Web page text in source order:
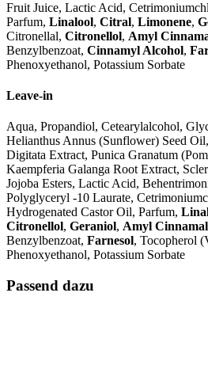
Fruit Juice, Lactic Acid,
Parfum, Linalool, Citral, Limonene,
Citronellal, Citronellol, Amyl
Benzylbenzoat, Cinnamyl Alcohol,
Phenoxyethanol, Potassium Sorbate
Leave-in
Aqua, Propandiol, Cetearylalcohol,
Helianthus Annus (Sunflower) Seed
Digitata Extract, Punica Granatum
Kaempferia Galanga Root Extract,
Jojoba Esters, Lactic Acid,
Polyglyceryl -10 Laurate,
Hydrogenated Castor Oil, Parfum,
Citronellol, Geraniol, Amyl Cinnamal
Benzylbenzoat, Farnesol, Tocopherol
Phenoxyethanol, Potassium Sorbate
Passend dazu